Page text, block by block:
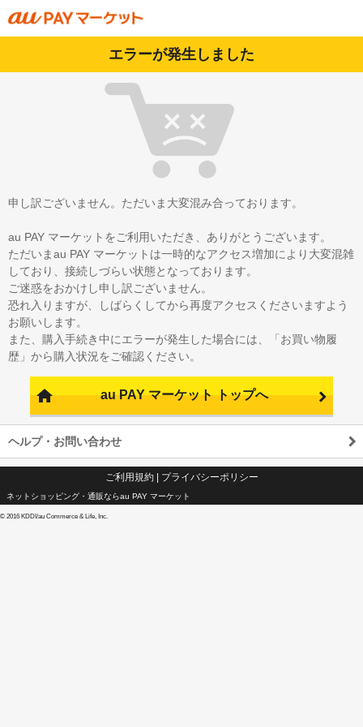
エラーが発生しました
申し訳ございません。ただいま大変混み合っております。
au PAY マーケットをご利用いただき、ありがとうございます。
ただいまau PAY マーケットは一時的なアクセス増加により大変混雑
しており、接続しづらい状態となっております。
ご迷惑をおかけし申し訳ございません。
恐れ入りますが、しばらくしてから再度アクセスくださいますよう
お願いします。
また、購入手続き中にエラーが発生した場合には、「お買い物履
歴」から購入状況をご確認ください。
au PAY マーケット トップへ
ヘルプ・お問い合わせ
ご利用規約| プライバシーポリシー
ネットショッピング・通販ならau PAY マーケット
© 2016 KDDI/au Commerce & Life, Inc.